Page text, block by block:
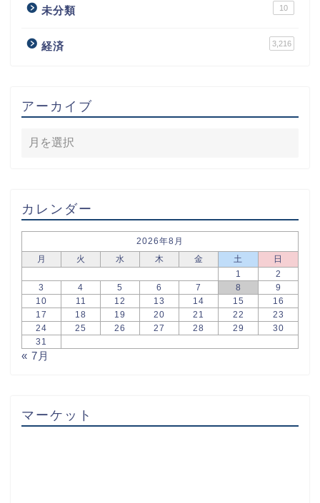
未分類 10
経済 3,216
アーカイブ
カレンダー
2026年8月
月
火 水 木 金 土
日
1
2
3
4 5 6 7 8
9
10
11 12 13 14 15
16
17
18 19 20 21 22
23
24
25 26 27 28 29
30
31
« 7月
マーケット